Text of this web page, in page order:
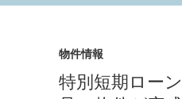
物件情報
特別短期ロー